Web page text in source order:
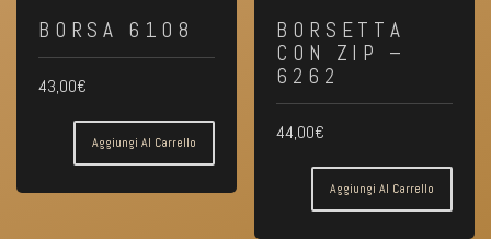
BORSA 6108
43,00€
Aggiungi Al Carrello
BORSETTA
CON ZIP –
6262
44,00€
Aggiungi Al Carrello